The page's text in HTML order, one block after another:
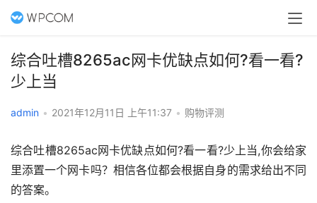
综合吐槽8265ac网卡优缺点如何?看一看?
少上当
admin • 2021年12月11日 上午11:37 • 购物评测
综合吐槽8265ac网卡优缺点如何?看一看?少上当,你会给家
里添置一个网卡吗？相信各位都会根据自身的需求给出不同
的答案。